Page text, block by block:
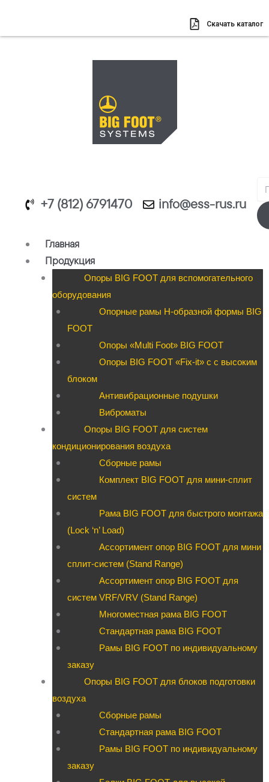
содержимому
Скачать каталог
+7 (812) 6791470 info@ess-rus.ru
Главная
Продукция
Опоры BIG FOOT для вспомогательного
оборудования
Опорные рамы H-образной формы BIG
FOOT
Опоры «Multi Foot» BIG FOOT
Опоры BIG FOOT «Fix-it» c с высоким
блоком
Антивибрационные подушки
Виброматы
Опоры BIG FOOT для систем
кондиционирования воздуха
Сборные рамы
Комплект BIG FOOT для мини-сплит
систем
Рама BIG FOOT для быстрого монтажа
(Lock ‘n’ Load)
Ассортимент опор BIG FOOT для мини
сплит-систем (Stand Range)
Ассортимент опор BIG FOOT для
систем VRF/VRV (Stand Range)
Многоместная рама BIG FOOT
Стандартная рама BIG FOOT
Рамы BIG FOOT по индивидуальному
заказу
Опоры BIG FOOT для блоков подготовки
воздуха
Сборные рамы
Стандартная рама BIG FOOT
Рамы BIG FOOT по индивидуальному
заказу